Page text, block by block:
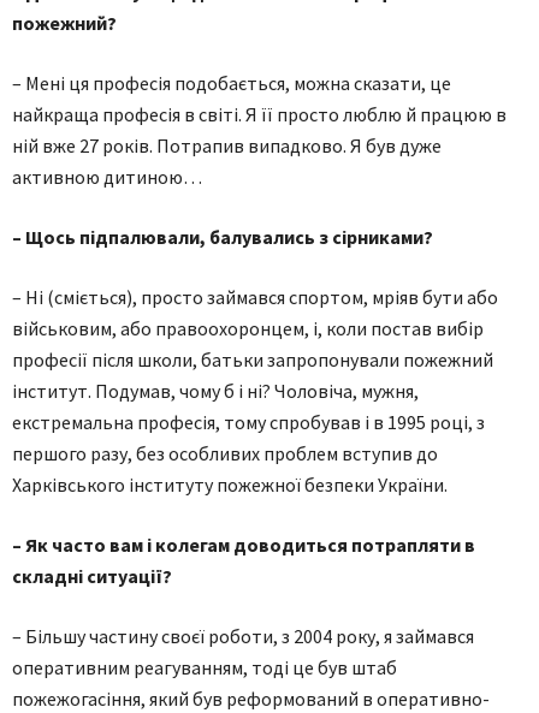
пожежний?
– Мені ця професія подобається, можна сказати, це
найкраща професія в світі. Я її просто люблю й працюю в
ній вже 27 років. Потрапив випадково. Я був дуже
активною дитиною…
– Щось підпалювали, балувались з сірниками?
– Ні (сміється), просто займався спортом, мріяв бути або
військовим, або правоохоронцем, і, коли постав вибір
професії після школи, батьки запропонували пожежний
інститут. Подумав, чому б і ні? Чоловіча, мужня,
екстремальна професія, тому спробував і в 1995 році, з
першого разу, без особливих проблем вступив до
Харківського інституту пожежної безпеки України.
– Як часто вам і колегам доводиться потрапляти в
складні ситуації?
– Більшу частину своєї роботи, з 2004 року, я займався
оперативним реагуванням, тоді це був штаб
пожежогасіння, який був реформований в оперативно-